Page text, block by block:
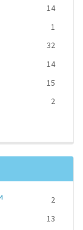
14
1
32
14
15
2
2
13